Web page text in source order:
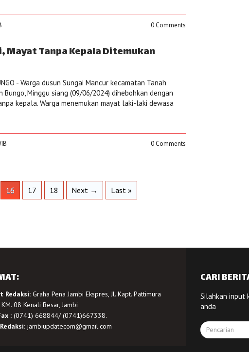
0 Comments
Mayat Tanpa Kepala Ditemukan
- Warga dusun Sungai Mancur kecamatan Tanah
Minggu siang (09/06/2024) dihebohkan dengan
kepala. Warga menemukan mayat laki-laki dewasa
0 Comments
16 17 18 Next → Last »
Redaksi:Graha Pena Jambi Ekspres, Jl. Kapt. Pattimura
08 Kenali Besar, Jambi
:(0741) 668844/ (0741)667338.
jambiupdatecom@gmail.com
CARI
Silahkan input
anda